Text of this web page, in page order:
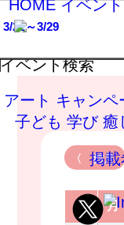
HOME イベン
アート キャンペ
子ども 学び 癒
掲
イベント検索
〈 前月
日 月
3/22
3/22
3/22
3/22
3/22
3/22
3/22
3/22
3/22～3/29